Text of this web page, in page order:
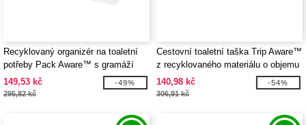
Recyklovaný organizér na toaletní
potřeby Pack Aware™ s gramáží
500 g/m² - EgotierPro 120746
149,53 kč
295,82 kč
-49%
Cestovní toaletní taška Trip Aware™
z recyklovaného materiálu o objemu
6 l - EgotierPro 120766
140,98 kč
306,91 kč
-54%